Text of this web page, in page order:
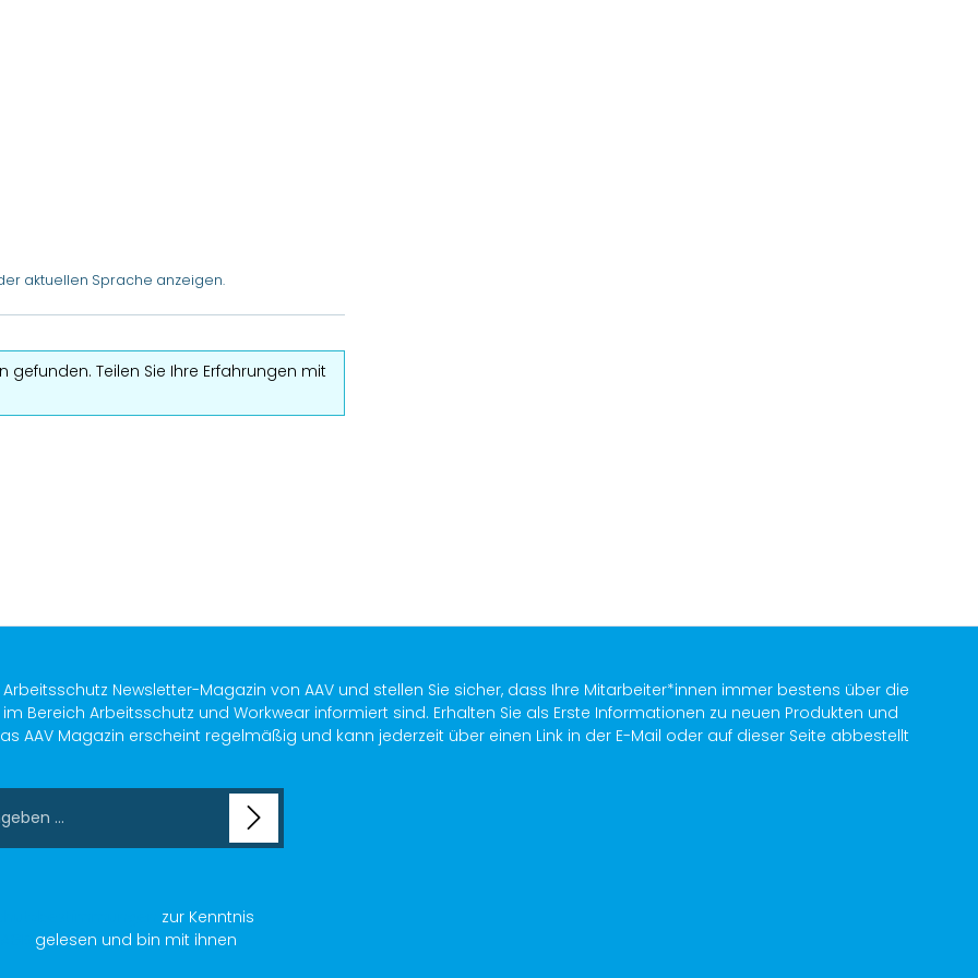
aktuellen Sprache anzeigen.
gefunden. Teilen Sie Ihre Erfahrungen mit
Newsletter-Magazin von AAV und stellen Sie sicher, dass Ihre Mitarbeiter*innen immer bestens über die
Bereich Arbeitsschutz und Workwear informiert sind. Erhalten Sie als Erste Informationen zu neuen Produkten und
AAV Magazin erscheint regelmäßig und kann jederzeit über einen Link in der E-Mail oder auf dieser Seite abbestellt
zur Kenntnis
gelesen und bin mit ihnen